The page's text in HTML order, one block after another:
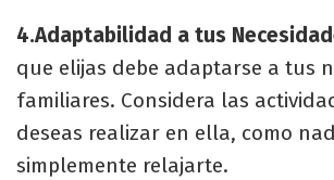
4.Adaptabilidad a tus
que elijas debe adaptarse a tus
familiares. Considera las
deseas realizar en ella, como
simplemente relajarte.